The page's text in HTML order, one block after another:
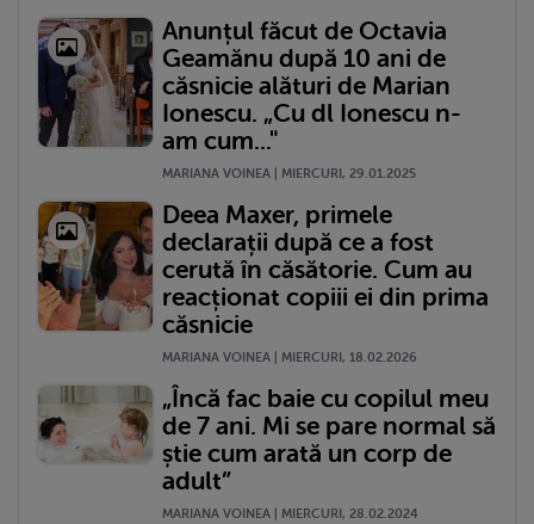
Anunțul făcut de Octavia
Geamănu după 10 ani de
căsnicie alături de Marian
Ionescu. „Cu dl Ionescu n-
am cum..."
MARIANA VOINEA | MIERCURI, 29.01.2025
Deea Maxer, primele
declarații după ce a fost
cerută în căsătorie. Cum au
reacționat copiii ei din prima
căsnicie
MARIANA VOINEA | MIERCURI, 18.02.2026
„Încă fac baie cu copilul meu
de 7 ani. Mi se pare normal să
știe cum arată un corp de
adult”
MARIANA VOINEA | MIERCURI, 28.02.2024